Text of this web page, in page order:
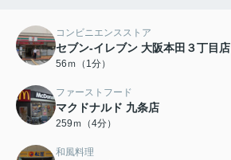
コンビニエンスストア
セブン-イレブン 大阪本田３丁目店
56ｍ（1分）
ファーストフード
マクドナルド 九条店
259ｍ（4分）
和風料理